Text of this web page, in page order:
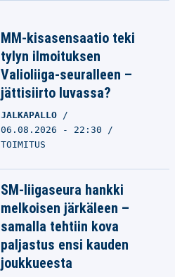
MM-kisasensaatio teki
tylyn ilmoituksen
Valioliiga-seuralleen –
jättisiirto luvassa?
JALKAPALLO
06.08.2026 - 22:30
TOIMITUS
SM-liigaseura hankki
melkoisen järkäleen –
samalla tehtiin kova
paljastus ensi kauden
joukkueesta